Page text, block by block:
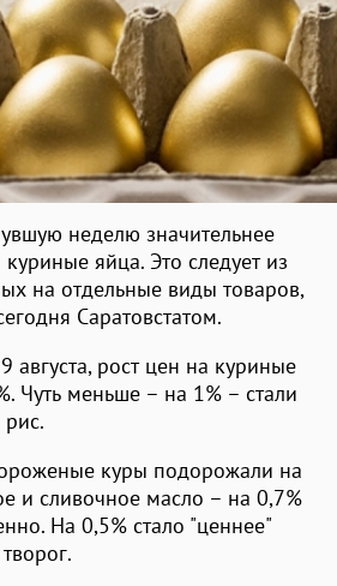
неделю значительнее
яйца. Это следует из
на отдельные виды товаров,
Саратовстатом.
рост цен на куриные
Чуть меньше – на 1% – стали
куры подорожали на
и сливочное масло – на 0,7%
На 0,5% стало "ценнее"